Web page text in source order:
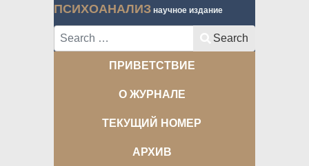
ПСИХОАНАЛИЗ научное издание
Search Search
ПРИВЕТСТВИЕ
О ЖУРНАЛЕ
ТЕКУЩИЙ НОМЕР
АРХИВ